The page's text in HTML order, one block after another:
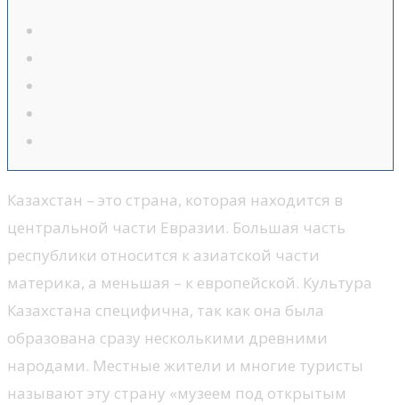
Казахстан – это страна, которая находится в
центральной части Евразии. Большая часть
республики относится к азиатской части
материка, а меньшая – к европейской. Культура
Казахстана специфична, так как она была
образована сразу несколькими древними
народами. Местные жители и многие туристы
называют эту страну «музеем под открытым